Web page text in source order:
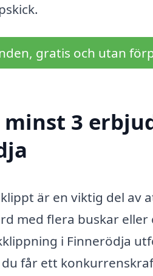
gratis och utan
minst 3
är en viktig del av
med flera buskar
i Finnerödja
får ett